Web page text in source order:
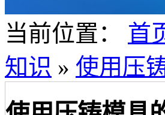
当前位置： 首
知识 » 使用压